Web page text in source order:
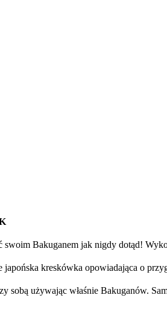
swoim Bakuganem jak nigdy dotąd!
japońska kreskówka opowiadająca o
sobą używając właśnie Bakuganów.